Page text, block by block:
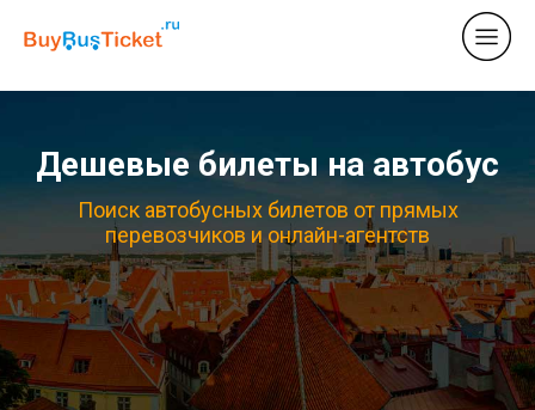
Дешевые билеты на автобус
Поиск автобусных билетов от прямых
перевозчиков и онлайн-агентств